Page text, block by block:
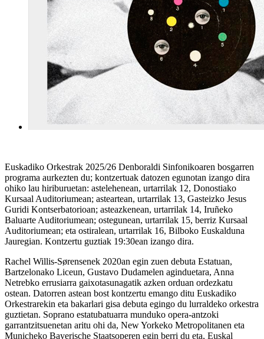
Euskadiko Orkestrak 2025/26 Denboraldi Sinfonikoaren bosgarren
programa aurkezten du; kontzertuak datozen egunotan izango dira
ohiko lau hiriburuetan: astelehenean, urtarrilak 12, Donostiako
Kursaal Auditoriumean; asteartean, urtarrilak 13, Gasteizko Jesus
Guridi Kontserbatorioan; asteazkenean, urtarrilak 14, Iruñeko
Baluarte Auditoriumean; ostegunean, urtarrilak 15, berriz Kursaal
Auditoriumean; eta ostiralean, urtarrilak 16, Bilboko Euskalduna
Jauregian. Kontzertu guztiak 19:30ean izango dira.
Rachel Willis-Sørensenek 2020an egin zuen debuta Estatuan,
Bartzelonako Liceun, Gustavo Dudamelen aginduetara, Anna
Netrebko errusiarra gaixotasunagatik azken orduan ordezkatu
ostean. Datorren astean bost kontzertu emango ditu Euskadiko
Orkestrarekin eta bakarlari gisa debuta egingo du lurraldeko orkestra
guztietan. Soprano estatubatuarra munduko opera-antzoki
garrantzitsuenetan aritu ohi da, New Yorkeko Metropolitanen eta
Municheko Bayerische Staatsoperen egin berri du eta, Euskal